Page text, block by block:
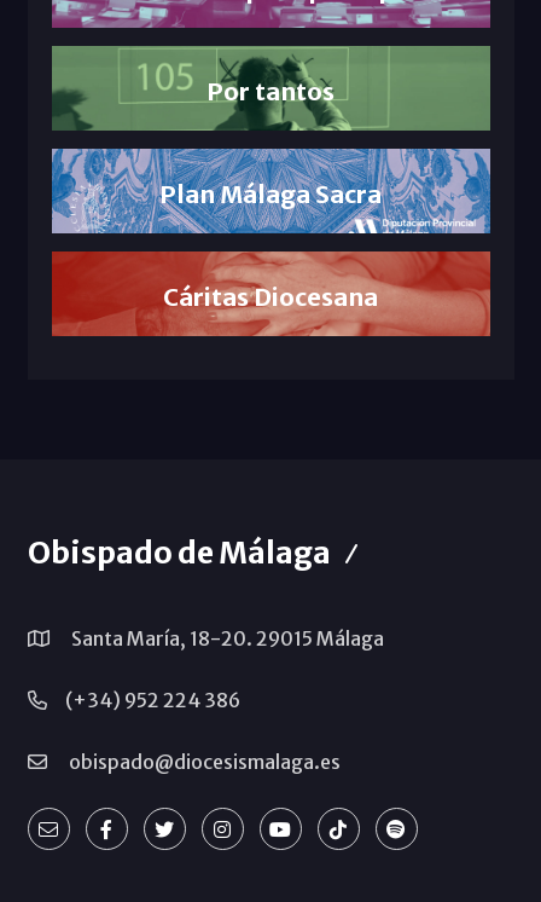
Por tantos
Plan Málaga Sacra
Cáritas Diocesana
Obispado de Málaga
Santa María, 18-20. 29015 Málaga
(+34) 952 224 386
obispado@diocesismalaga.es